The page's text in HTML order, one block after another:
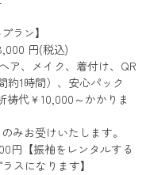
ラン】
円(税込)
ア、メイク、着付け、QR
約1時間）、安心パック
代￥10,000～かかりま
みお受けいたします。
円【振袖をレンタルする
スになります】